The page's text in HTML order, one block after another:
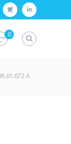
twitterlinkedin
0